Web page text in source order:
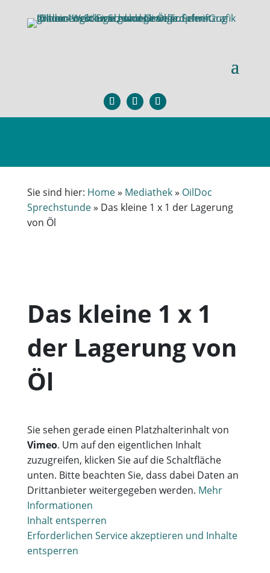
Sie sind hier: Home» Mediathek» OilDoc
Sprechstunde» Das kleine 1 x 1 der Lagerung
von Öl
Das kleine 1 x 1
der Lagerung von
Öl
Sie sehen gerade einen Platzhalterinhalt von
Vimeo. Um auf den eigentlichen Inhalt
zuzugreifen, klicken Sie auf die Schaltfläche
unten. Bitte beachten Sie, dass dabei Daten an
Drittanbieter weitergegeben werden. Mehr
Informationen
Inhalt entsperren
Erforderlichen Service akzeptieren und Inhalte
entsperren